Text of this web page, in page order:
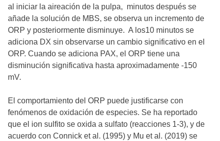
al iniciar la aireación de la pulpa, minutos después se
añade la solución de MBS, se observa un incremento de
ORP y posteriormente disminuye. A los10 minutos se
adiciona DX sin observarse un cambio significativo en el
ORP. Cuando se adiciona PAX, el ORP tiene una
disminución significativa hasta aproximadamente -150
mV.
El comportamiento del ORP puede justificarse con
fenómenos de oxidación de especies. Se ha reportado
que el ion sulfito se oxida a sulfato (reacciones 1-3), y de
acuerdo con Connick et al. (1995) y Mu et al. (2019) se